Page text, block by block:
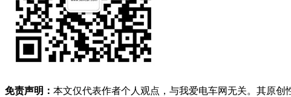
免责声明： 本文仅代表作者个人观点，与我爱电车网无关。其原